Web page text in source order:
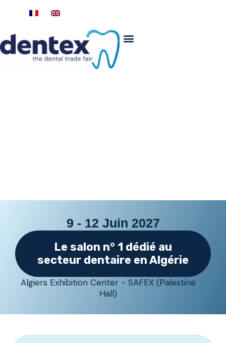
9 - 12 Juin 2027
Le salon n° 1 dédié au
secteur dentaire en Algérie
Algiers Exhibition Center - SAFEX (Palestine
Hall)